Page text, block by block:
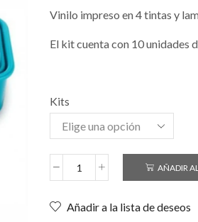
Vinilo impreso en 4 tintas y
El kit cuenta con 10 unidades
Kits
AÑADIR
Añadir a la lista de deseos